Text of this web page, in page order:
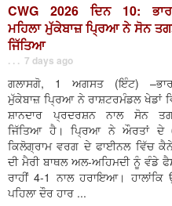
CWG 2026 ਦਿਨ 10:
ਮਹਿਲਾ ਮੁੱਕੇਬਾਜ਼ ਪ੍ਰਿਆ ਨੇ ਸੋਨ
ਜਿੱਤਿਆ
. . . 7 days ago
ਗਲਾਸਗੋ, 1 ਅਗਸਤ (ਇੰਟ)
ਮੁੱਕੇਬਾਜ਼ ਪ੍ਰਿਆ ਨੇ ਰਾਸ਼ਟਰਮੰਡਲ ਖੇਡਾਂ
ਸ਼ਾਨਦਾਰ ਪ੍ਰਦਰਸ਼ਨ ਨਾਲ ਸੋਨ
ਜਿੱਤਿਆ ਹੈ। ਪ੍ਰਿਆ ਨੇ ਔਰਤਾਂ ਦੇ
ਕਿਲੋਗ੍ਰਾਮ ਵਰਗ ਦੇ ਫਾਈਨਲ ਵਿੱਚ
ਦੀ ਮੈਰੀ ਬਾਥਲ ਅਲ-ਅਹਿਮਦੀ ਨੂੰ ਵੰਡੇ
ਰਾਹੀਂ 4-1 ਨਾਲ ਹਰਾਇਆ। ਹਾਲਾਂਕਿ
ਪਹਿਲਾ ਦੌਰ ਹਾਰ ...